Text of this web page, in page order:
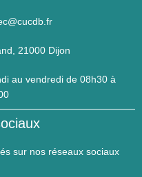
21000 Dijon
au vendredi de 08h30 à
sur nos réseaux sociaux